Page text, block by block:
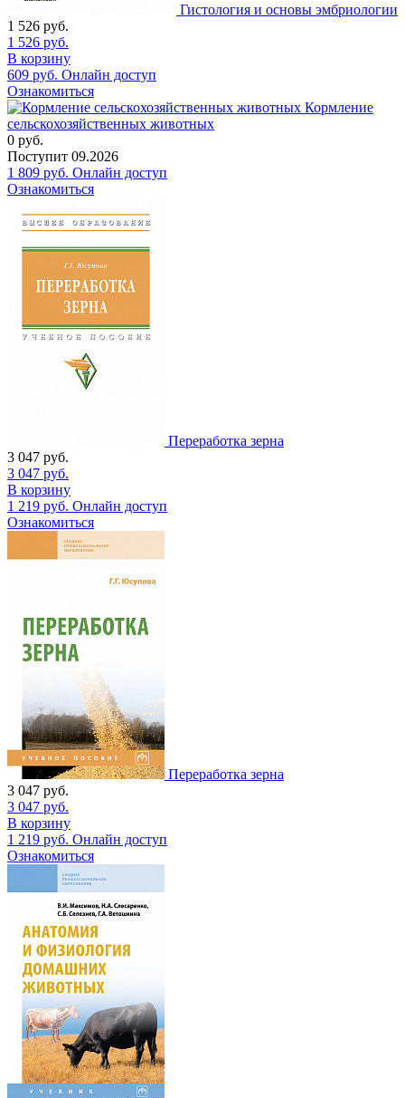
Гистология и основы эмбриологии
1 526 руб.
1 526 руб.
В корзину
609 руб. Онлайн доступ
Ознакомиться
Кормление
сельскохозяйственных животных
0 руб.
Поступит 09.2026
1 809 руб. Онлайн доступ
Ознакомиться
Переработка зерна
3 047 руб.
3 047 руб.
В корзину
1 219 руб. Онлайн доступ
Ознакомиться
Переработка зерна
3 047 руб.
3 047 руб.
В корзину
1 219 руб. Онлайн доступ
Ознакомиться